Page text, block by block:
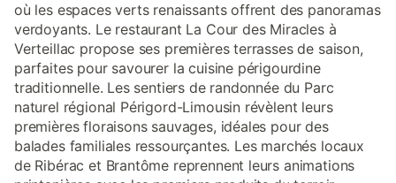
où les espaces verts renaissants offrent des panoramas
verdoyants. Le restaurant La Cour des Miracles à
Verteillac propose ses premières terrasses de saison,
parfaites pour savourer la cuisine périgourdine
traditionnelle. Les sentiers de randonnée du Parc
naturel régional Périgord-Limousin révèlent leurs
premières floraisons sauvages, idéales pour des
balades familiales ressourçantes. Les marchés locaux
de Ribérac et Brantôme reprennent leurs animations